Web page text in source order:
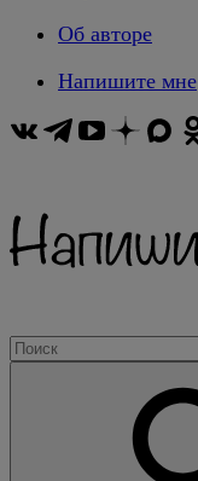
Об авторе
Напишите мне